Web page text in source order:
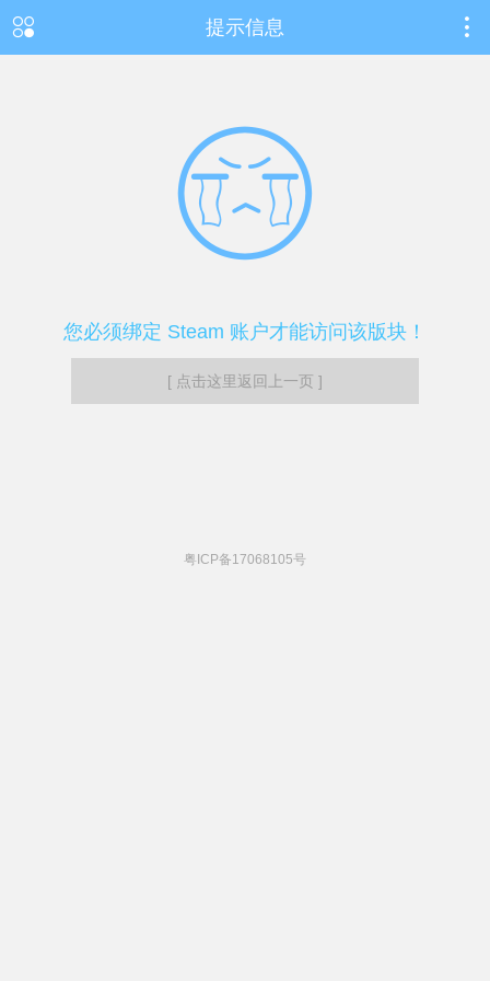
提示信息
您必须绑定 Steam 账户才能访问该版块！
[ 点击这里返回上一页 ]
粤ICP备17068105号